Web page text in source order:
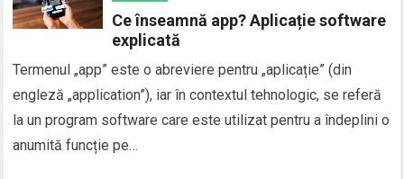
Ce înseamnă app? Aplicație software
explicată
Termenul „app” este o abreviere pentru „aplicație” (din
engleză „application”), iar în contextul tehnologic, se referă
la un program software care este utilizat pentru a îndeplini o
anumită funcție pe…